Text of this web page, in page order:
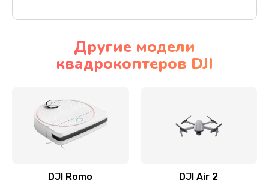
Другие модели
квадрокоптеров DJI
DJI Romo DJI Air 2